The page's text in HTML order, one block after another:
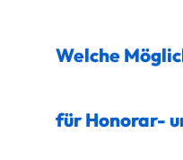
Welche
für Honorar-